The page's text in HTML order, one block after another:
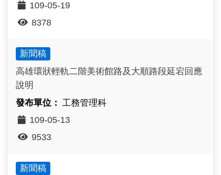
109-05-19
8378
新聞稿
高雄環狀輕軌二階美術館路及大順路段延宕回應
說明
工務管理科
109-05-13
9533
新聞稿